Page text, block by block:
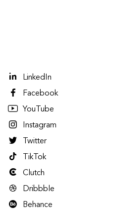
LinkedIn
Facebook
YouTube
Instagram
Twitter
TikTok
Clutch
Dribbble
Behance